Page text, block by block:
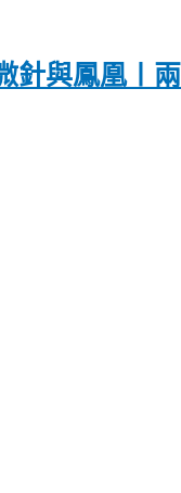
針與鳳凰〡